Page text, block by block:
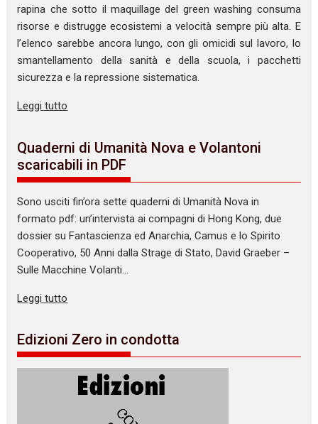
rapina che sotto il maquillage del green washing consuma
risorse e distrugge ecosistemi a velocità sempre più alta. E
l’elenco sarebbe ancora lungo, con gli omicidi sul lavoro, lo
smantellamento della sanità e della scuola, i pacchetti
sicurezza e la repressione sistematica.
Leggi tutto
Quaderni di Umanità Nova e Volantoni
scaricabili in PDF
Sono usciti fin’ora sette quaderni di Umanità Nova in
formato pdf: un’intervista ai compagni di Hong Kong, due
dossier su Fantascienza ed Anarchia, Camus e lo Spirito
Cooperativo, 50 Anni dalla Strage di Stato, David Graeber –
Sulle Macchine Volanti…
Leggi tutto
Edizioni Zero in condotta